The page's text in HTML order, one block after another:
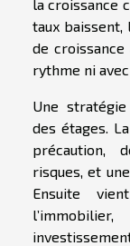
la croissance
taux
de
rythme ni
Une
des étages.
précaution,
risques, et
Ensuite